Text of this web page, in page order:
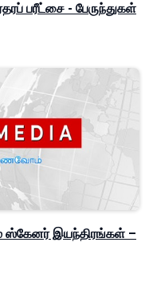
பரீட்சை - பேருந்துகள்
ஸ்கேனர் இயந்திரங்கள் –